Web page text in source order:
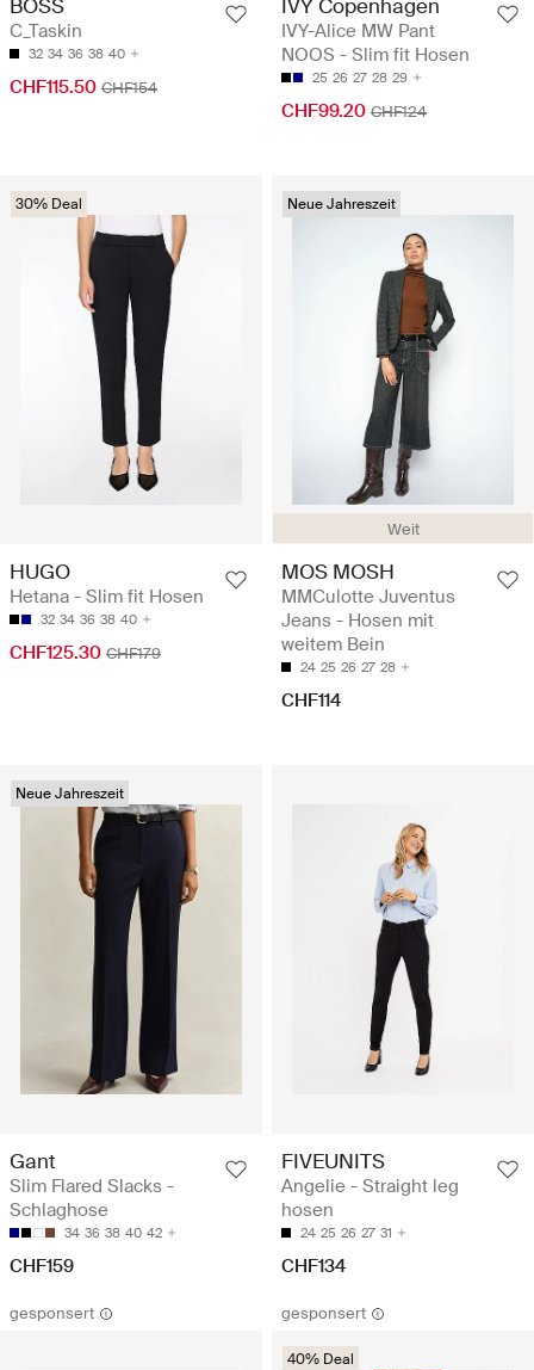
BOSS
C_Taskin
32 34 36 38 40
CHF115.50 CHF154
IVY Copenhagen
IVY-Alice MW Pant
NOOS - Slim fit Hosen
25 26 27 28 29
CHF99.20 CHF124
30% Deal
HUGO
Hetana - Slim fit Hosen
32 34 36 38 40
CHF125.30 CHF179
Weit
Neue Jahreszeit
MOS MOSH
MMCulotte Juventus
Jeans - Hosen mit
weitem Bein
24 25 26 27 28
CHF114
Neue Jahreszeit
Gant
Slim Flared Slacks -
Schlaghose
34 36 38 40 42
CHF159
FIVEUNITS
Angelie - Straight leg
hosen
24 25 26 27 31
CHF134
gesponsert gesponsert
40% Deal